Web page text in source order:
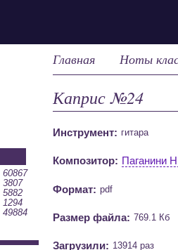
Главная Ноты
Каприс №24
Инструмент: гитара
Композитор: Паганини
Формат: pdf
Размер файла: 769.1 Кб
Загрузили: 13914 раз
60867
3807
5882
1294
49884